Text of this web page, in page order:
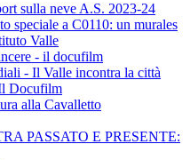
sulla neve A.S. 2023-24
speciale a C0110: un murales
Valle
- il docufilm
- Il Valle incontra la città
Docufilm
alla Cavalletto
PASSATO E PRESENTE: